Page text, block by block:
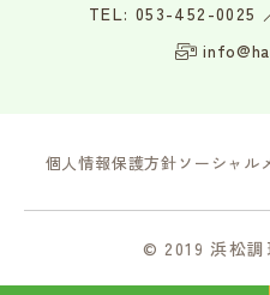
TEL: 053-452-0025
個人情報保護方針ソーシャル
© 2019 浜松調